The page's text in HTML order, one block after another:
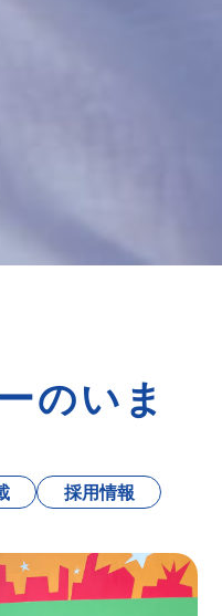
のいま
採用情報